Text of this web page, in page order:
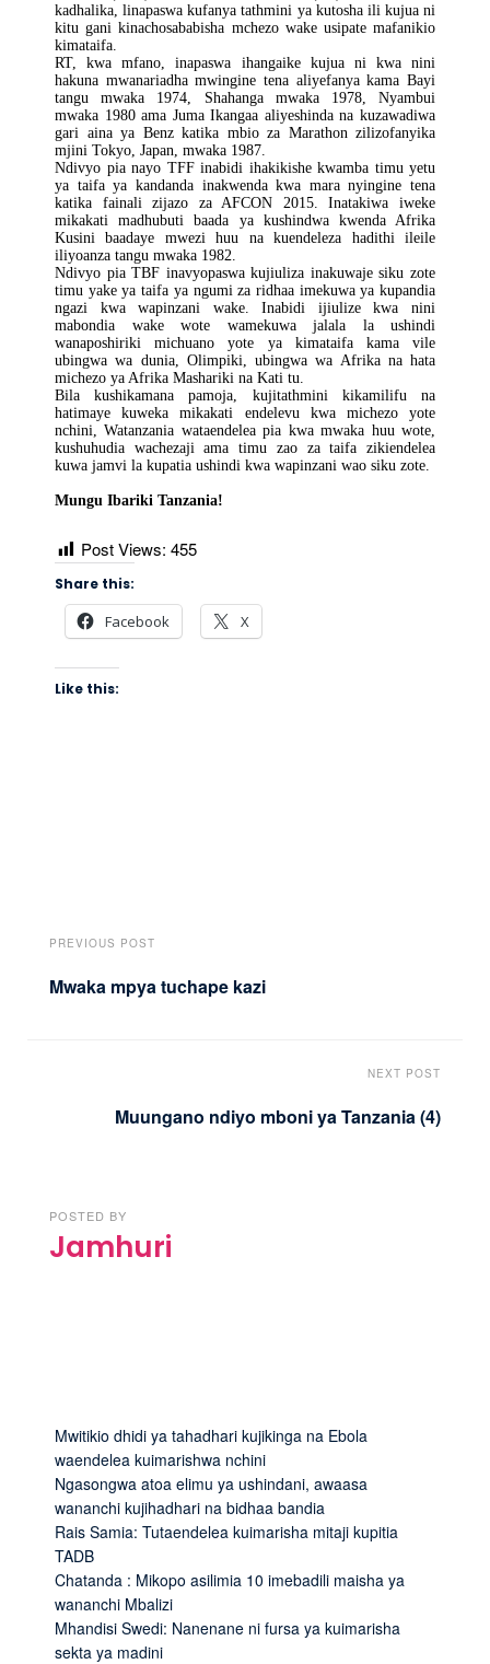
kadhalika, linapaswa kufanya tathmini ya kutosha ili kujua ni
kitu gani kinachosababisha mchezo wake usipate mafanikio
kimataifa.
RT, kwa mfano, inapaswa ihangaike kujua ni kwa nini
hakuna mwanariadha mwingine tena aliyefanya kama Bayi
tangu mwaka 1974, Shahanga mwaka 1978, Nyambui
mwaka 1980 ama Juma Ikangaa aliyeshinda na kuzawadiwa
gari aina ya Benz katika mbio za Marathon zilizofanyika
mjini Tokyo, Japan, mwaka 1987.
Ndivyo pia nayo TFF inabidi ihakikishe kwamba timu yetu
ya taifa ya kandanda inakwenda kwa mara nyingine tena
katika fainali zijazo za AFCON 2015. Inatakiwa iweke
mikakati madhubuti baada ya kushindwa kwenda Afrika
Kusini baadaye mwezi huu na kuendeleza hadithi ileile
iliyoanza tangu mwaka 1982.
Ndivyo pia TBF inavyopaswa kujiuliza inakuwaje siku zote
timu yake ya taifa ya ngumi za ridhaa imekuwa ya kupandia
ngazi kwa wapinzani wake. Inabidi ijiulize kwa nini
mabondia wake wote wamekuwa jalala la ushindi
wanaposhiriki michuano yote ya kimataifa kama vile
ubingwa wa dunia, Olimpiki, ubingwa wa Afrika na hata
michezo ya Afrika Mashariki na Kati tu.
Bila kushikamana pamoja, kujitathmini kikamilifu na
hatimaye kuweka mikakati endelevu kwa michezo yote
nchini, Watanzania wataendelea pia kwa mwaka huu wote,
kushuhudia wachezaji ama timu zao za taifa zikiendelea
kuwa jamvi la kupatia ushindi kwa wapinzani wao siku zote.
Mungu Ibariki Tanzania!
Post Views: 455
Share this:
Facebook X
Like this:
PREVIOUS POST
Mwaka mpya tuchape kazi
NEXT POST
Muungano ndiyo mboni ya Tanzania (4)
POSTED BY
Jamhuri
Mwitikio dhidi ya tahadhari kujikinga na Ebola
waendelea kuimarishwa nchini
Ngasongwa atoa elimu ya ushindani, awaasa
wananchi kujihadhari na bidhaa bandia
Rais Samia: Tutaendelea kuimarisha mitaji kupitia
TADB
Chatanda : Mikopo asilimia 10 imebadili maisha ya
wananchi Mbalizi
Mhandisi Swedi: Nanenane ni fursa ya kuimarisha
sekta ya madini